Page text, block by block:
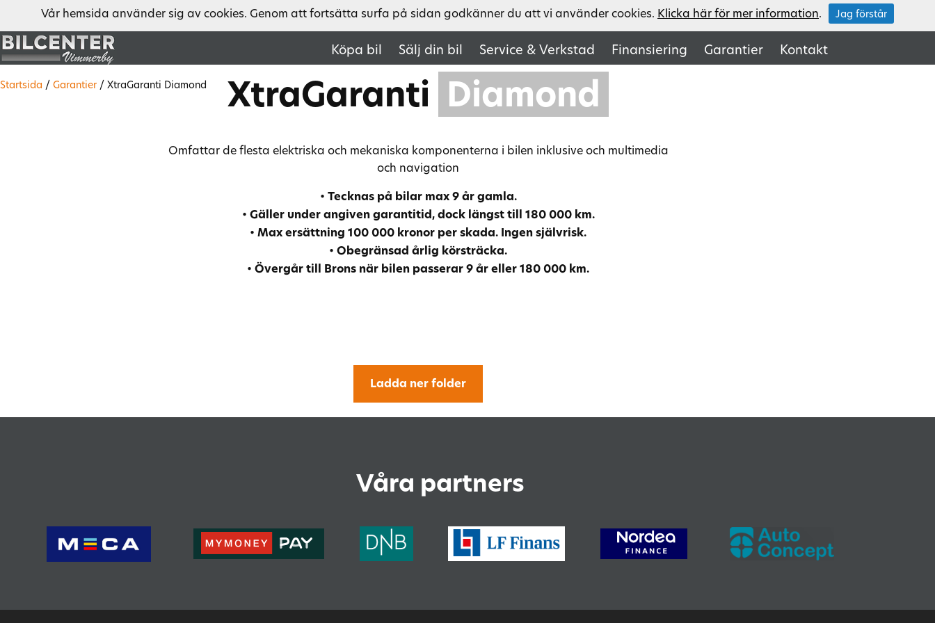
Köpa bil Sälj din bil Service & Verkstad Finansiering Garantier Kontakt
Startsida / Garantier / XtraGaranti Diamond XtraGaranti Diamond
Omfattar de flesta elektriska och mekaniska komponenterna i bilen inklusive och multimedia
och navigation
• Tecknas på bilar max 9 år gamla.
• Gäller under angiven garantitid, dock längst till 180 000 km.
• Max ersättning 100 000 kronor per skada. Ingen självrisk.
• Obegränsad årlig körsträcka.
• Övergår till Brons när bilen passerar 9 år eller 180 000 km.
Ladda ner folder
Våra partners
Vår hemsida använder sig av cookies. Genom att fortsätta surfa på sidan godkänner du att vi använder cookies. Klicka här för mer information. Jag förstår